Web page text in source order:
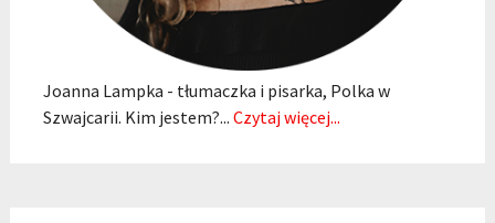
Joanna Lampka - tłumaczka i pisarka, Polka w
Szwajcarii. Kim jestem?... Czytaj więcej...